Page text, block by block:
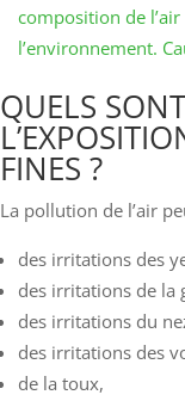
composition de
l’environnement.
QUELS
FINES ?
La pollution de l’air
des irritations des
des irritations de la
des irritations du
des irritations des
de la toux,